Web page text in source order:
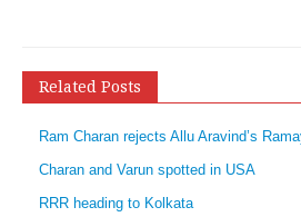
Related Posts
Ram Charan rejects Allu Aravind’s
Charan and Varun spotted in USA
RRR heading to Kolkata